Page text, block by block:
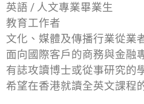
英語 / 人文專業畢業生
教育工作者
文化、媒體及傳播行業從業
面向國際客戶的商務與金融
有誌攻讀博士或從事研究的
希望在香港就讀全英文課程